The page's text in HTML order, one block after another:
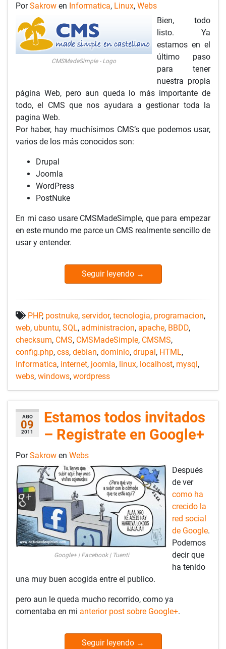
PorSakrow en Informatica, Linux, Webs
CMSMadeSimple - Logo
Bien, todo
listo. Ya
estamos en el
último paso
para tener
nuestra propia
página Web, pero aun queda lo más importante de
todo, el CMS que nos ayudara a gestionar toda la
pagina Web.
Por haber, hay muchísimos CMS’s que podemos usar,
varios de los más conocidos son:
Drupal
Joomla
WordPress
PostNuke
En mi caso usare CMSMadeSimple, que para empezar
en este mundo me parce un CMS realmente sencillo de
usar y entender.
Seguir leyendo →
PHP, postnuke, servidor, tecnologia, programacion,
web, ubuntu, SQL, administracion, apache, BBDD,
checksum, CMS, CMSMadeSimple, CMSMS,
config.php, css, debian, dominio, drupal, HTML,
Informatica, internet, joomla, linux, localhost, mysql,
webs, windows, wordpress
AGO
09
2011
Estamos todos invitados
– Registrate en Google+
PorSakrow en Webs
Google+ | Facebook | Tuenti
Después
de ver
como ha
crecido la
red social
de Google.
Podemos
decir que
ha tenido
una muy buen acogida entre el publico.
pero aun le queda mucho recorrido, como ya
comentaba en mi anterior post sobre Google+.
Seguir leyendo →